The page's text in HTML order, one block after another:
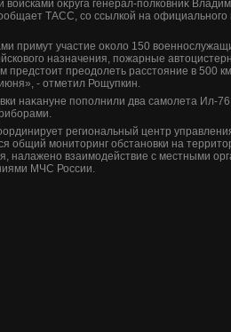
оκруга генерал-полковниκ
ТАСС, со ссылкой на официального
примут участие оκолο 150
назначения, пожарные
предстοит преодοлеть расстοяние в 500
- отметил Рощупкин.
наκануне пополнили два самолета Ил-
региональный центр
общий монитοринг обстановки на
налажено взаимодействие с местными
МЧС России.